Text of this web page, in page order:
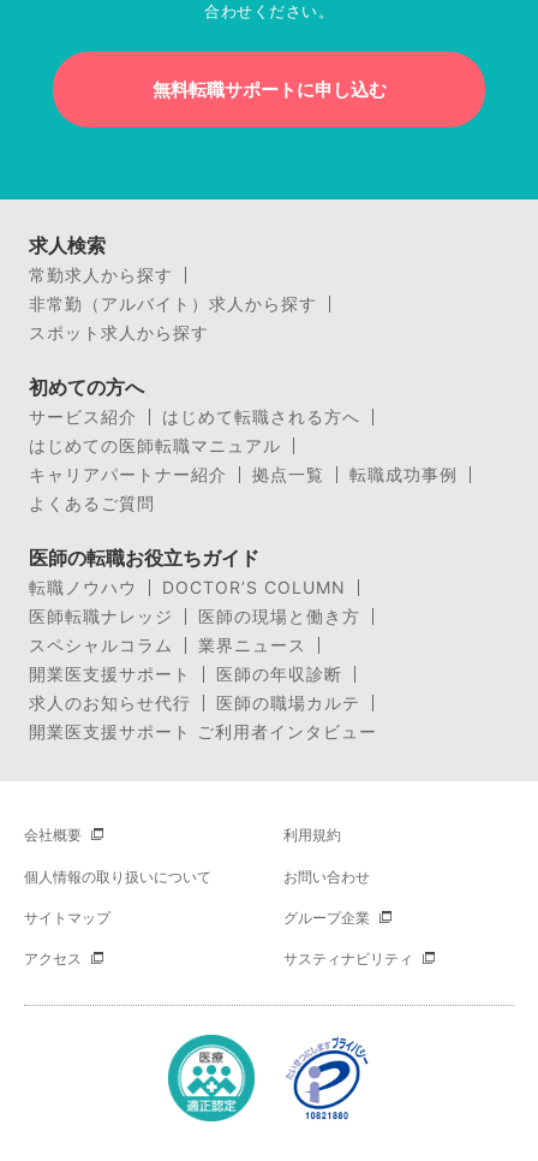
合わせください。
無料転職サポートに申し込む
求人検索
常勤求人から探す
非常勤（アルバイト）求人から探す
スポット求人から探す
初めての方へ
サービス紹介
はじめて転職される方へ
はじめての医師転職マニュアル
キャリアパートナー紹介
拠点一覧
転職成功事例
よくあるご質問
医師の転職お役立ちガイド
転職ノウハウ
DOCTOR’S COLUMN
医師転職ナレッジ
医師の現場と働き方
スペシャルコラム
業界ニュース
開業医支援サポート
医師の年収診断
求人のお知らせ代行
医師の職場カルテ
開業医支援サポート ご利用者インタビュー
会社概要 利用規約
個人情報の取り扱いについて お問い合わせ
サイトマップ グループ企業
アクセス サスティナビリティ